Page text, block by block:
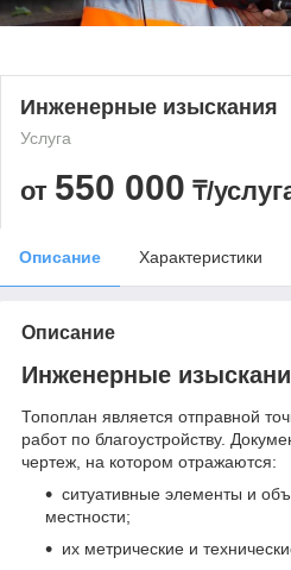
Инженерные изыскания
Услуга
от 550 000 ₸/
Описание Характеристики
Описание
Инженерные
Топоплан является отправной
работ по благоустройству.
чертеж, на котором отражаются:
ситуативные элементы и
местности;
их метрические и